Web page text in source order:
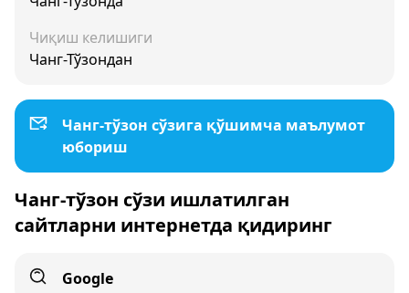
Чиқиш келишиги
Чанг-Тўзондан
Чанг-тўзон сўзига қўшимча маълумот
юбориш
Чанг-тўзон сўзи ишлатилган
сайтларни интернетда қидиринг
Google